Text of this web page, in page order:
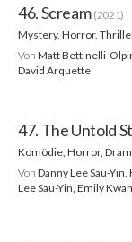
46. Scream (2021)
Mystery, Horror,
Von Matt Bettinelli-
David Arquette
47. The Untold
Komödie, Horror,
Von Danny Lee Sau-Yin,
Lee Sau-Yin, Emily